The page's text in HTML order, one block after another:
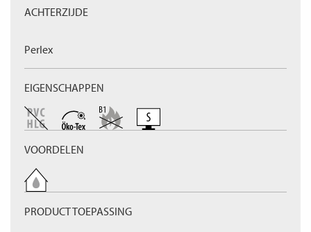
ACHTERZIJDE
Perlex
EIGENSCHAPPEN
VOORDELEN
PRODUCT TOEPASSING